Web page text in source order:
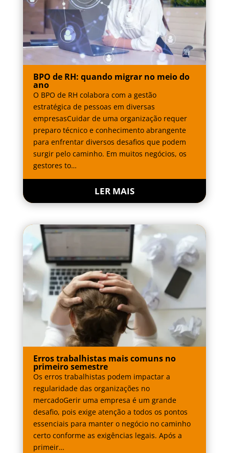
BPO de RH: quando migrar no meio do
ano
O BPO de RH colabora com a gestão
estratégica de pessoas em diversas
empresasCuidar de uma organização requer
preparo técnico e conhecimento abrangente
para enfrentar diversos desafios que podem
surgir pelo caminho. Em muitos negócios, os
gestores to…
LER MAIS
Erros trabalhistas mais comuns no
primeiro semestre
Os erros trabalhistas podem impactar a
regularidade das organizações no
mercadoGerir uma empresa é um grande
desafio, pois exige atenção a todos os pontos
essenciais para manter o negócio no caminho
certo conforme as exigências legais. Após a
primeir…